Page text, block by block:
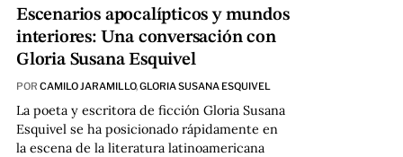
Escenarios apocalípticos y mundos
interiores: Una conversación con
Gloria Susana Esquivel
POR CAMILO JARAMILLO,GLORIA SUSANA ESQUIVEL
La poeta y escritora de ficción Gloria Susana
Esquivel se ha posicionado rápidamente en
la escena de la literatura latinoamericana